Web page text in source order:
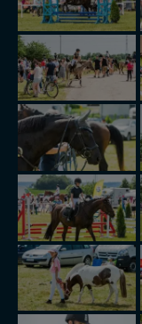
Nasz serwis nie
Twoich danych
trzecim.
Twoich danych
danych z
w przypadku
itp). Więcej
serwisu w
Administratorem
Reklamowa
Wiejska 17, 11-
skontaktować
W każdej chwili
danych, zażądać
zabronić ich
zawsze jest